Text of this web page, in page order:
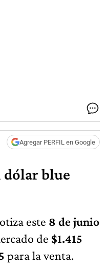
Agregar PERFIL en Google
dólar blue
este 8 de junio
de $1.415
para la venta.